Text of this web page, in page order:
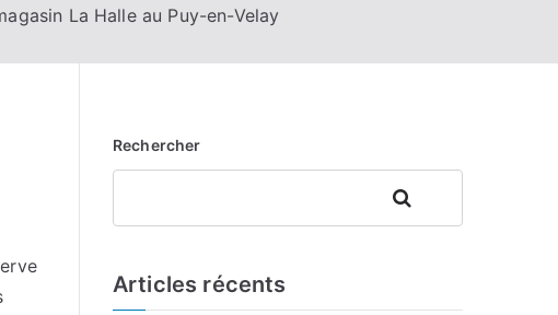
La Halle au Puy-en-Velay
Rechercher
Rechercher
Articles récents